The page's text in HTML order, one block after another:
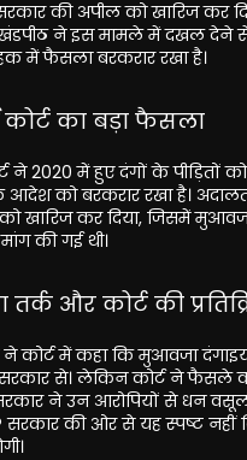
की अपील को खारिज कर
ने इस मामले में दखल देने
में फैसला बरकरार रखा है।
कोर्ट का बड़ा फैसला
ने 2020 में हुए दंगों के पीड़ितों
को बरकरार रखा है।
खारिज कर दिया, जिसमें
की गई थी।
और कोर्ट की
ने कोर्ट में कहा कि मुआवजा
सरकार से। लेकिन कोर्ट ने
ने उन आरोपियों से धन
सरकार की ओर से यह स्पष्ट नहीं